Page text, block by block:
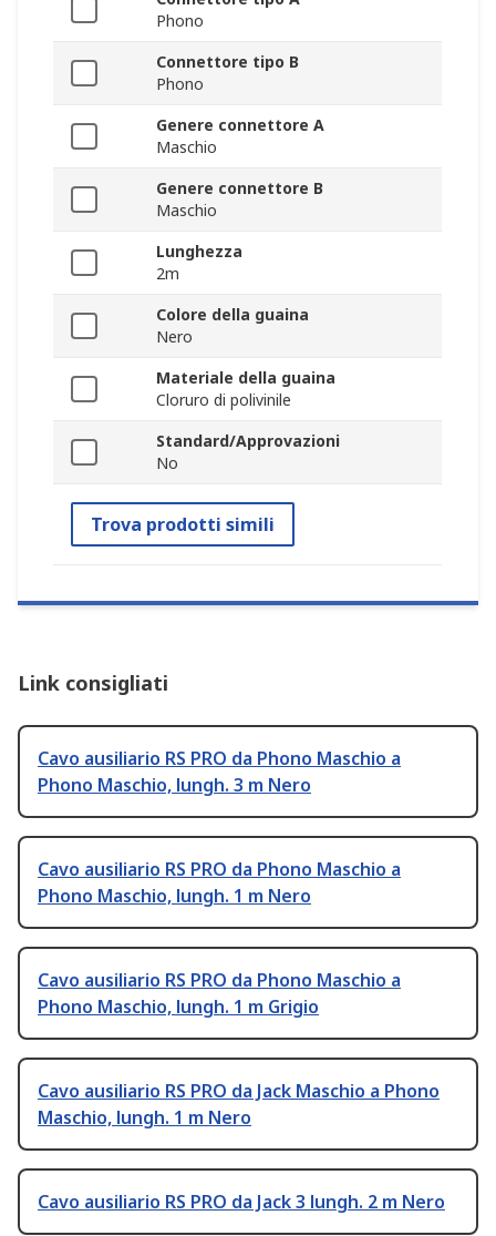
Phono
Connettore tipo B
Phono
Genere connettore A
Maschio
Genere connettore B
Maschio
Lunghezza
2m
Colore della guaina
Nero
Materiale della guaina
Cloruro di polivinile
Standard/Approvazioni
No
Trova prodotti simili
Link consigliati
Cavo ausiliario RS PRO da Phono Maschio a
Phono Maschio, lungh. 3 m Nero
Cavo ausiliario RS PRO da Phono Maschio a
Phono Maschio, lungh. 1 m Nero
Cavo ausiliario RS PRO da Phono Maschio a
Phono Maschio, lungh. 1 m Grigio
Cavo ausiliario RS PRO da Jack Maschio a Phono
Maschio, lungh. 1 m Nero
Cavo ausiliario RS PRO da Jack 3 lungh. 2 m Nero